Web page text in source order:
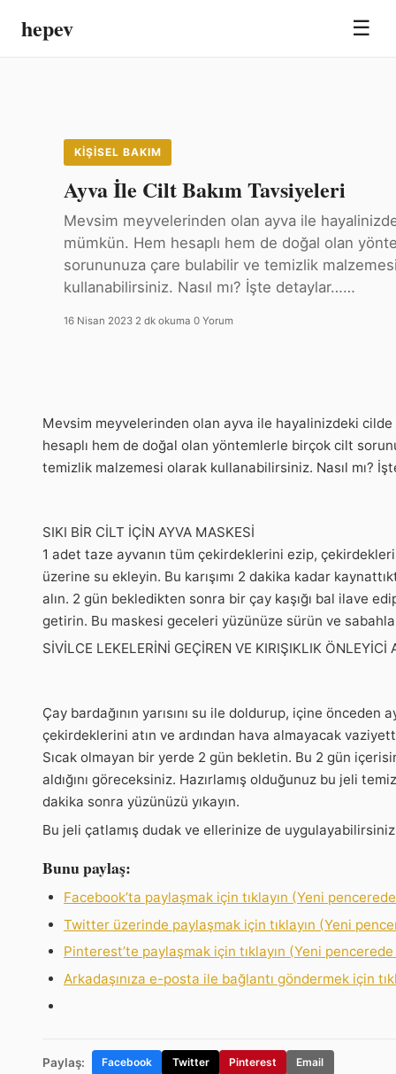
hepev ☰
KIŞISEL BAKIM
Ayva İle Cilt Bakım Tavsiyeleri
Mevsim meyvelerinden olan ayva ile
mümkün. Hem hesaplı hem de doğal olan
sorununuza çare bulabilir ve temizlik
kullanabilirsiniz. Nasıl mı? İşte detaylar……
16 Nisan 2023 2 dk okuma 0 Yorum
Mevsim meyvelerinden olan ayva ile hayalinizdeki cilde
hesaplı hem de doğal olan yöntemlerle birçok cilt
temizlik malzemesi olarak kullanabilirsiniz. Nasıl mı?
SIKI BİR CİLT İÇİN AYVA MASKESİ
1 adet taze ayvanın tüm çekirdeklerini ezip,
üzerine su ekleyin. Bu karışımı 2 dakika kadar
alın. 2 gün bekledikten sonra bir çay kaşığı bal ilave
getirin. Bu maskesi geceleri yüzünüze sürün ve
SİVİLCE LEKELERİNİ GEÇİREN VE KIRIŞIKLIK ÖNLEYİCİ
Çay bardağının yarısını su ile doldurup, içine önceden
çekirdeklerini atın ve ardından hava almayacak
Sıcak olmayan bir yerde 2 gün bekletin. Bu 2 gün
aldığını göreceksiniz. Hazırlamış olduğunuz bu jeli
dakika sonra yüzünüzü yıkayın.
Bu jeli çatlamış dudak ve ellerinize de
Bunu paylaş:
Facebook’ta paylaşmak için tıklayın (Yeni pencerede
Twitter üzerinde paylaşmak için tıklayın (Yeni
Pinterest’te paylaşmak için tıklayın (Yeni pencerede
Arkadaşınıza e-posta ile bağlantı göndermek için
Paylaş: Facebook Twitter Pinterest Email